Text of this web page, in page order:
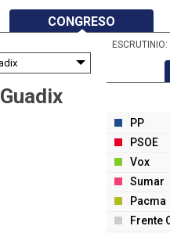
CONGRESO
ESCRUTINIO:
Guadix
PP
PSOE
Vox
Sumar
Pacma